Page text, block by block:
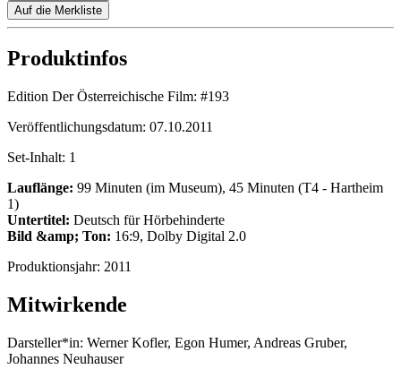
Auf die Merkliste
Produktinfos
Edition Der Österreichische Film: #193
Veröffentlichungsdatum: 07.10.2011
Set-Inhalt: 1
Lauflänge: 99 Minuten (im Museum), 45 Minuten (T4 - Hartheim
1)
Untertitel: Deutsch für Hörbehinderte
Bild &amp; Ton: 16:9, Dolby Digital 2.0
Produktionsjahr: 2011
Mitwirkende
Darsteller*in: Werner Kofler, Egon Humer, Andreas Gruber,
Johannes Neuhauser